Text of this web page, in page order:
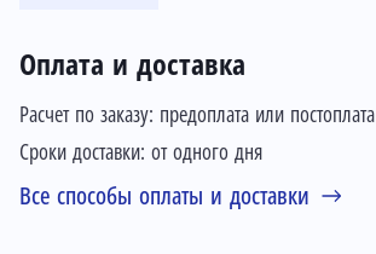
Оплата и доставка
Расчет по заказу: предоплата или постоплата
Сроки доставки: от одного дня
Все способы оплаты и доставки